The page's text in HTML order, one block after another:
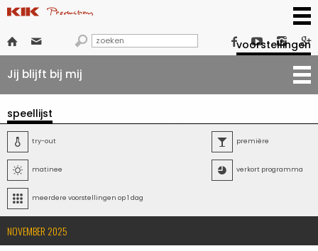
      
voorstellingen
Jij blijft bij mij
speellijst
 try-out  première
 matinee  verkort programma
 meerdere voorstellingen op 1 dag
NOVEMBER 2025